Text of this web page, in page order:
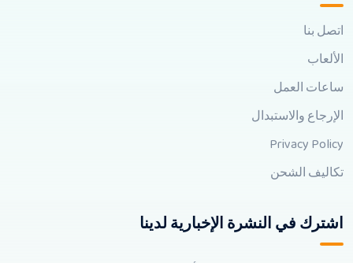
اتصل بنا
الألعاب
ساعات العمل
الإرجاع والاستبدال
Privacy Policy
تكاليف الشحن
اشترك في النشرة الإخبارية لدينا